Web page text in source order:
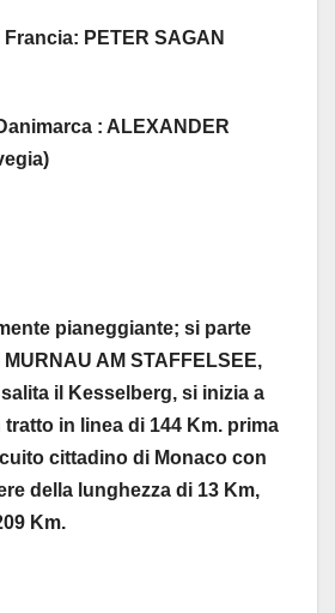
PETER SAGAN
: ALEXANDER
pianeggiante; si parte
AM STAFFELSEE,
il Kesselberg, si inizia a
in linea di 144 Km. prima
cittadino di Monaco con
della lunghezza di 13 Km,
Km.